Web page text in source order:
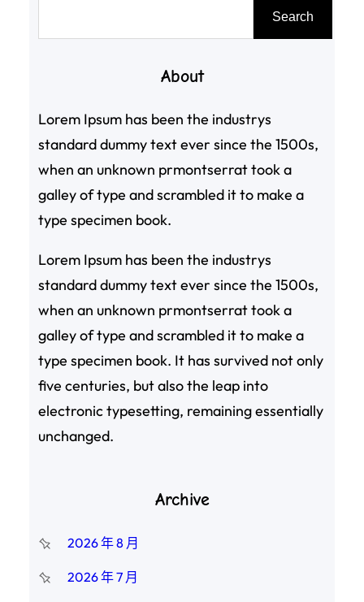
Search
About
Lorem Ipsum has been the industrys
standard dummy text ever since the 1500s,
when an unknown prmontserrat took a
galley of type and scrambled it to make a
type specimen book.
Lorem Ipsum has been the industrys
standard dummy text ever since the 1500s,
when an unknown prmontserrat took a
galley of type and scrambled it to make a
type specimen book. It has survived not only
five centuries, but also the leap into
electronic typesetting, remaining essentially
unchanged.
Archive
2026 年 8 月
2026 年 7 月